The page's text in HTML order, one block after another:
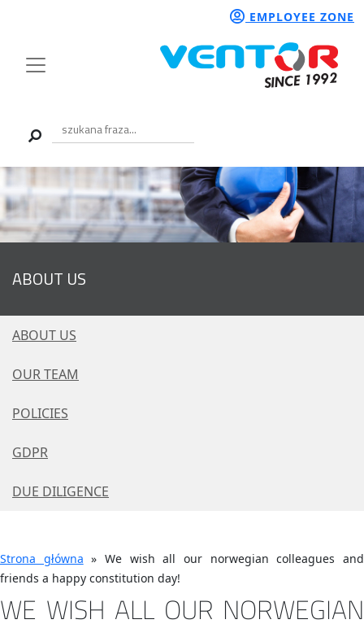
EMPLOYEE ZONE
ABOUT US
ABOUT US
OUR TEAM
POLICIES
GDPR
DUE DILIGENCE
Strona główna »We wish all our norwegian colleagues and
friends a happy constitution day!
WE WISH ALL OUR NORWEGIAN